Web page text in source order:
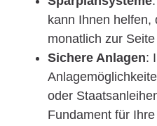
kann Ihnen helfen,
monatlich zur
Sichere Anlagen:
oder
Fundament für